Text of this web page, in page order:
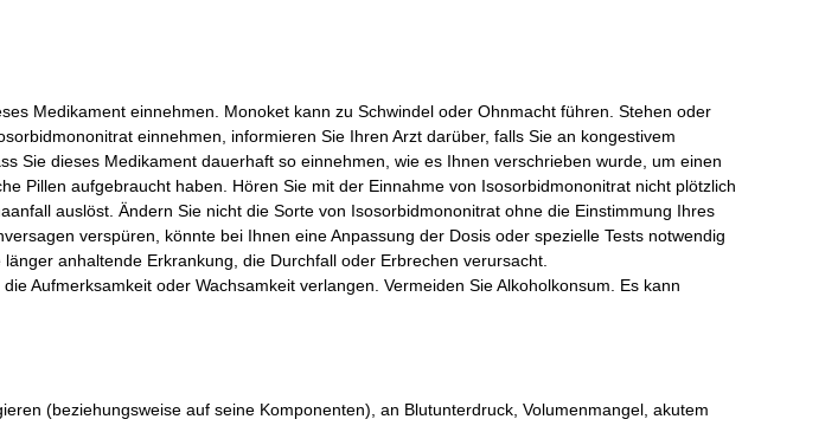
Medikament einnehmen. Monoket kann zu Schwindel oder Ohnmacht führen. Stehen oder
einnehmen, informieren Sie Ihren Arzt darüber, falls Sie an kongestivem
Sie dieses Medikament dauerhaft so einnehmen, wie es Ihnen verschrieben wurde, um einen
Pillen aufgebraucht haben. Hören Sie mit der Einnahme von Isosorbidmononitrat nicht plötzlich
auslöst. Ändern Sie nicht die Sorte von Isosorbidmononitrat ohne die Einstimmung Ihres
verspüren, könnte bei Ihnen eine Anpassung der Dosis oder spezielle Tests notwendig
anhaltende Erkrankung, die Durchfall oder Erbrechen verursacht.
Aufmerksamkeit oder Wachsamkeit verlangen. Vermeiden Sie Alkoholkonsum. Es kann
(beziehungsweise auf seine Komponenten), an Blutunterdruck, Volumenmangel, akutem